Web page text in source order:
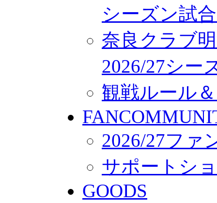
シーズン試
奈良クラブ
2026/27シー
観戦ルール
2026/27ファ
サポートシ
GOODS